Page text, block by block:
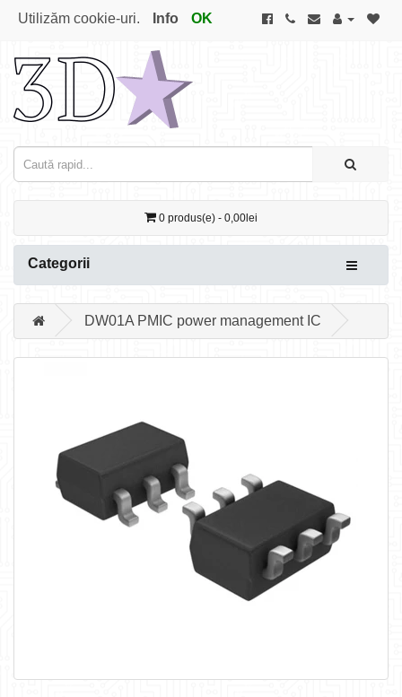
Utilizăm cookie-uri. Info OK
0 produs(e) - 0,00lei
Categorii
DW01A PMIC power management IC